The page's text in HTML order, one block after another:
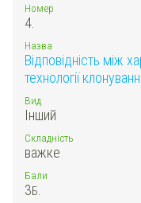
Номер
4.
Назва
Відповідність між
технології
Вид
Інший
Складність
важке
Бали
3Б.